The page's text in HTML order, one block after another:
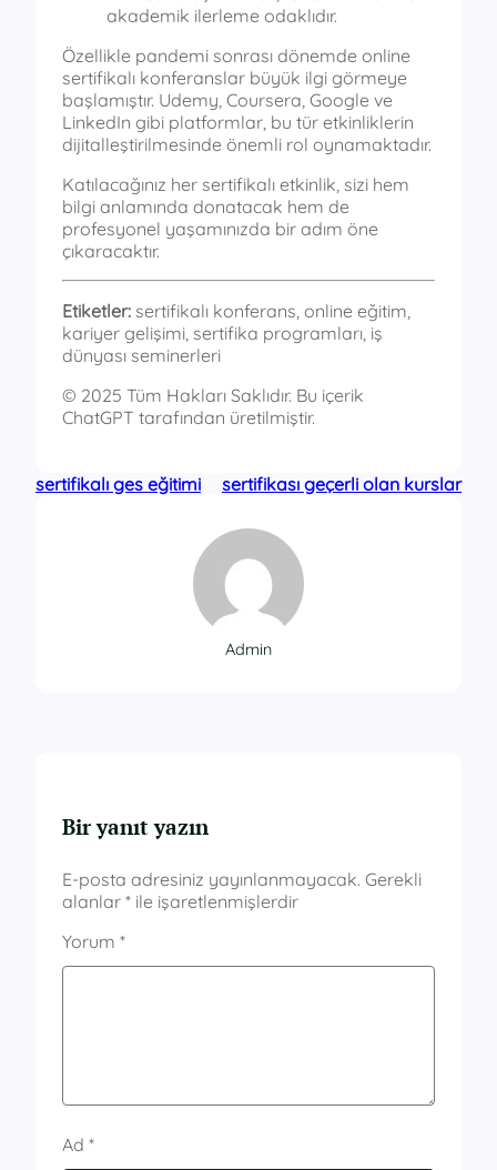
akademik ilerleme odaklıdır.
Özellikle pandemi sonrası dönemde online
sertifikalı konferanslar büyük ilgi görmeye
başlamıştır. Udemy, Coursera, Google ve
LinkedIn gibi platformlar, bu tür etkinliklerin
dijitalleştirilmesinde önemli rol oynamaktadır.
Katılacağınız her sertifikalı etkinlik, sizi hem
bilgi anlamında donatacak hem de
profesyonel yaşamınızda bir adım öne
çıkaracaktır.
Etiketler: sertifikalı konferans, online eğitim,
kariyer gelişimi, sertifika programları, iş
dünyası seminerleri
© 2025 Tüm Hakları Saklıdır. Bu içerik
ChatGPT tarafından üretilmiştir.
sertifikalı ges eğitimi sertifikası geçerli olan kurslar
Admin
Bir yanıt yazın
E-posta adresiniz yayınlanmayacak. Gerekli
alanlar * ile işaretlenmişlerdir
Yorum *
Ad *